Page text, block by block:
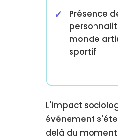
Présence
monde
sportif
L'impact
événement
delà du moment